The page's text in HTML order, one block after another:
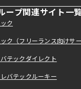
ープ関連サイト一
ク
ク（フリーランス向けサー
テックダイレクト
バテックルーキー